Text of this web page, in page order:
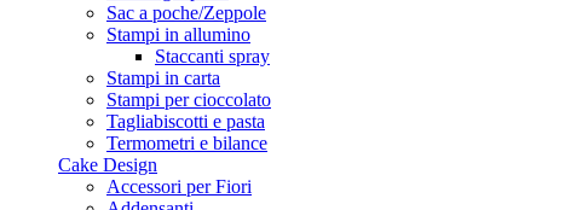
Sac a poche/Zeppole
Stampi in allumino
Staccanti spray
Stampi in carta
Stampi per cioccolato
Tagliabiscotti e pasta
Termometri e bilance
Cake Design
Accessori per Fiori